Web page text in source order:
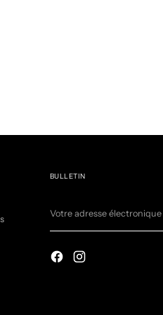
BULLETIN
adresse
électronique